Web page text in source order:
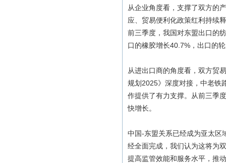
从企业角度看，支撑了双方的
应、贸易便利化政策红利持续
前三季度，我国对东盟出口的
口的橡胶增长40.7%，出口的
从进出口商的角度看，双方贸
规划2025》深度对接，中老铁
作提供了有力支撑。从前三季
快增长。
中国-东盟关系已经成为亚太区
经全面完成，我们认为这将为
提高监管效能和服务水平，推